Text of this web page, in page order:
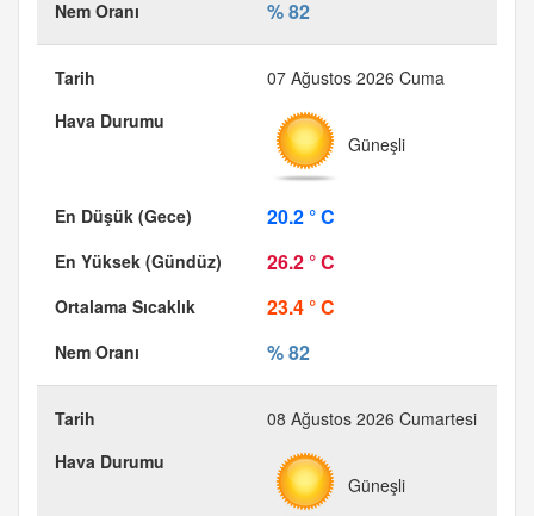
% 82
07 Ağustos 2026 Cuma
Güneşli
20.2 ° C
26.2 ° C
23.4 ° C
% 82
08 Ağustos 2026 Cumartesi
Güneşli